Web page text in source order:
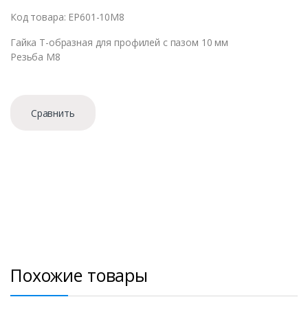
Код товара: EP601-10M8
Гайка Т-образная для профилей с пазом 10 мм
Резьба М8
Сравнить
Похожие товары